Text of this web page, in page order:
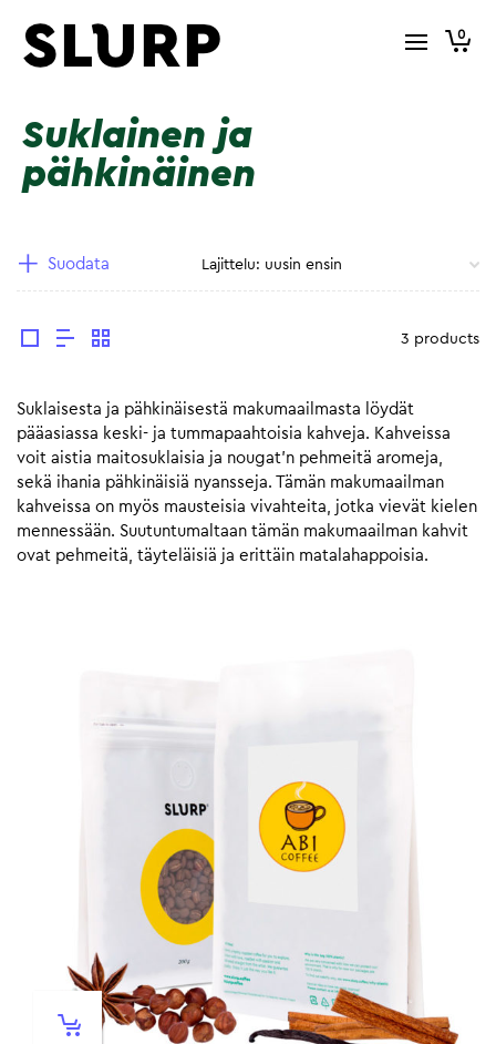
0
Suklainen ja
pähkinäinen
Suodata
3 products
Suklaisesta ja pähkinäisestä makumaailmasta löydät
pääasiassa keski- ja tummapaahtoisia kahveja. Kahveissa
voit aistia maitosuklaisia ja nougat’n pehmeitä aromeja,
sekä ihania pähkinäisiä nyansseja. Tämän makumaailman
kahveissa on myös mausteisia vivahteita, jotka vievät kielen
mennessään. Suutuntumaltaan tämän makumaailman kahvit
ovat pehmeitä, täyteläisiä ja erittäin matalahappoisia.